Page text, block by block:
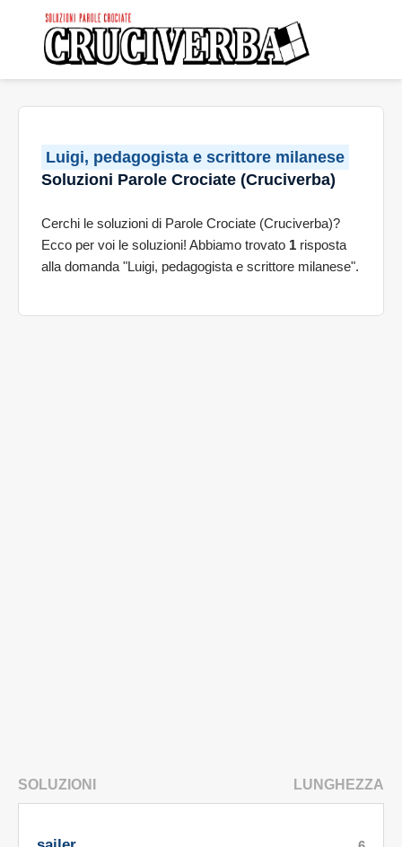
Luigi, pedagogista e scrittore milanese
Soluzioni Parole Crociate (Cruciverba)
Cerchi le soluzioni di Parole Crociate (Cruciverba)?
Ecco per voi le soluzioni! Abbiamo trovato 1 risposta
alla domanda "Luigi, pedagogista e scrittore milanese".
SOLUZIONI LUNGHEZZA